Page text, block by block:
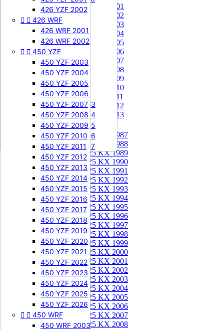
505 SXF
505 SXF 2007
505 SXF 2008
525 SXF
525 SXF 2003
525 SXF 2004
525 SXF 2005
525 SXF 2006
525 EXC-F
525 EXC-F 2003
525 EXC-F 2004
525 EXC-F 2005
525 EXC-F 2006
525 EXC-F 2007
426 YZF 2002
  426 WRF
426 WRF 2001
426 WRF 2002
  450 YZF
450 YZF 2003
450 YZF 2004
450 YZF 2005
450 YZF 2006
450 YZF 2007
450 YZF 2008
450 YZF 2009
450 YZF 2010
450 YZF 2011
450 YZF 2012
450 YZF 2013
450 YZF 2014
450 YZF 2015
450 YZF 2016
450 YZF 2017
450 YZF 2018
450 YZF 2019
450 YZF 2020
450 YZF 2021
450 YZF 2022
450 YZF 2023
450 YZF 2024
450 YZF 2025
450 YZF 2026
  450 WRF
450 WRF 2003
85 KX 2001
85 KX 2002
85 KX 2003
85 KX 2004
85 KX 2005
85 KX 2006
85 KX 2007
85 KX 2008
85 KX 2009
85 KX 2010
85 KX 2011
85 KX 2012
85 KX 2013
125 KX 
125 KX 1987
125 KX 1988
125 KX 1989
125 KX 1990
125 KX 1991
125 KX 1992
125 KX 1993
125 KX 1994
125 KX 1995
125 KX 1996
125 KX 1997
125 KX 1998
125 KX 1999
125 KX 2000
125 KX 2001
125 KX 2002
125 KX 2003
125 KX 2004
125 KX 2005
125 KX 2006
125 KX 2007
125 KX 2008